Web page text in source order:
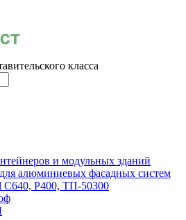
класса
и модульных зданий
алюминиевых фасадных систем
С640, Р400, ТП-50300